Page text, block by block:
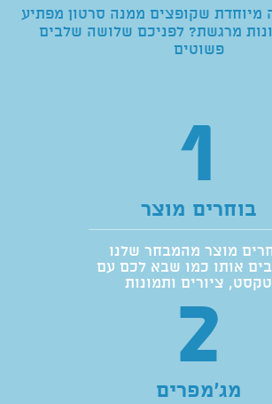
מיוחדת שקופצים ממנה סרטון מפתיע
מרגשת? לפניכם שלושה שלבים
פשוטים
1
בוחרים מוצר
מוצר מהמבחר שלנו
אותו כמו שבא לכם עם
טקסט, ציורים ותמונות
2
מג'מפרים